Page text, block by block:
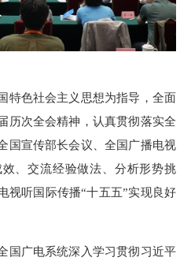
特色社会主义思想为指导，全面
历次全会精神，认真贯彻落实全
国宣传部长会议、全国广播电视
、交流经验做法、分析形势挑
视听国际传播“十五五”实现良好
国广电系统深入学习贯彻习近平